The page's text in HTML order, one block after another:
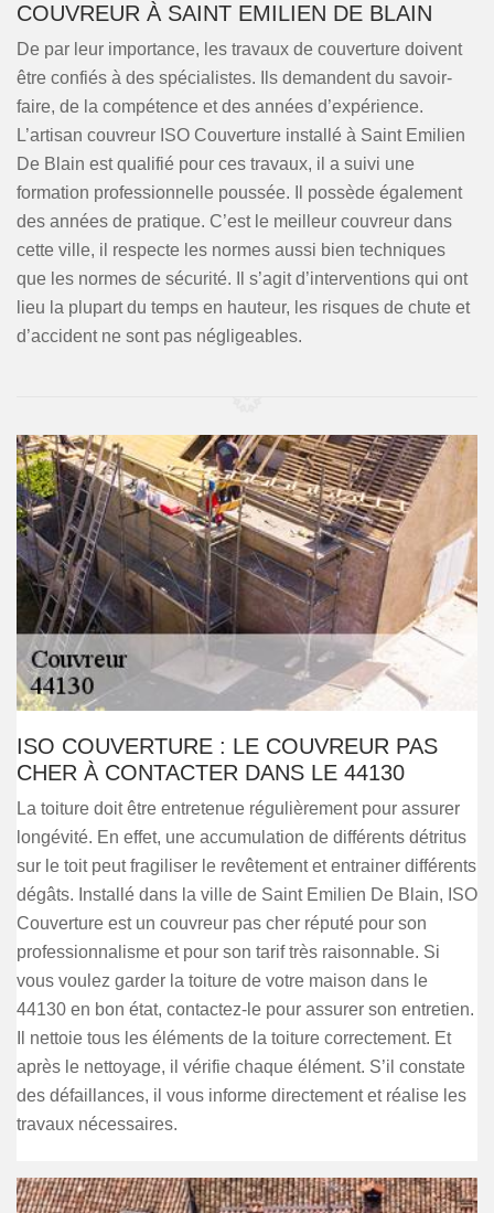
COUVREUR À SAINT EMILIEN DE BLAIN
De par leur importance, les travaux de couverture doivent
être confiés à des spécialistes. Ils demandent du savoir-
faire, de la compétence et des années d’expérience.
L’artisan couvreur ISO Couverture installé à Saint Emilien
De Blain est qualifié pour ces travaux, il a suivi une
formation professionnelle poussée. Il possède également
des années de pratique. C’est le meilleur couvreur dans
cette ville, il respecte les normes aussi bien techniques
que les normes de sécurité. Il s’agit d’interventions qui ont
lieu la plupart du temps en hauteur, les risques de chute et
d’accident ne sont pas négligeables.
ISO COUVERTURE : LE COUVREUR PAS
CHER À CONTACTER DANS LE 44130
La toiture doit être entretenue régulièrement pour assurer
longévité. En effet, une accumulation de différents détritus
sur le toit peut fragiliser le revêtement et entrainer différents
dégâts. Installé dans la ville de Saint Emilien De Blain, ISO
Couverture est un couvreur pas cher réputé pour son
professionnalisme et pour son tarif très raisonnable. Si
vous voulez garder la toiture de votre maison dans le
44130 en bon état, contactez-le pour assurer son entretien.
Il nettoie tous les éléments de la toiture correctement. Et
après le nettoyage, il vérifie chaque élément. S’il constate
des défaillances, il vous informe directement et réalise les
travaux nécessaires.